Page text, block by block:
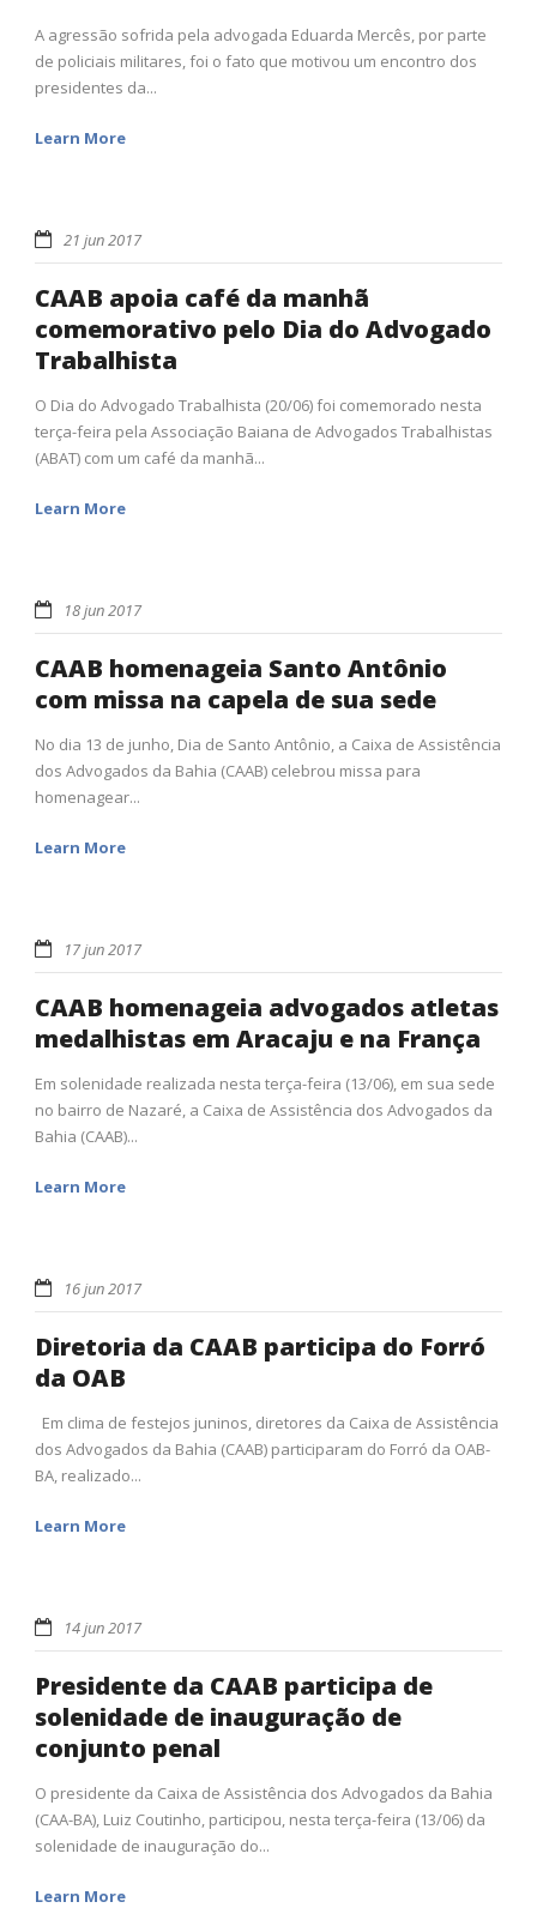
A agressão sofrida pela advogada Eduarda Mercês, por parte
de policiais militares, foi o fato que motivou um encontro dos
presidentes da...
Learn More
21 jun 2017
CAAB apoia café da manhã
comemorativo pelo Dia do Advogado
Trabalhista
O Dia do Advogado Trabalhista (20/06) foi comemorado nesta
terça-feira pela Associação Baiana de Advogados Trabalhistas
(ABAT) com um café da manhã...
Learn More
18 jun 2017
CAAB homenageia Santo Antônio
com missa na capela de sua sede
No dia 13 de junho, Dia de Santo Antônio, a Caixa de Assistência
dos Advogados da Bahia (CAAB) celebrou missa para
homenagear...
Learn More
17 jun 2017
CAAB homenageia advogados atletas
medalhistas em Aracaju e na França
Em solenidade realizada nesta terça-feira (13/06), em sua sede
no bairro de Nazaré, a Caixa de Assistência dos Advogados da
Bahia (CAAB)...
Learn More
16 jun 2017
Diretoria da CAAB participa do Forró
da OAB
Em clima de festejos juninos, diretores da Caixa de Assistência
dos Advogados da Bahia (CAAB) participaram do Forró da OAB-
BA, realizado...
Learn More
14 jun 2017
Presidente da CAAB participa de
solenidade de inauguração de
conjunto penal
O presidente da Caixa de Assistência dos Advogados da Bahia
(CAA-BA), Luiz Coutinho, participou, nesta terça-feira (13/06) da
solenidade de inauguração do...
Learn More